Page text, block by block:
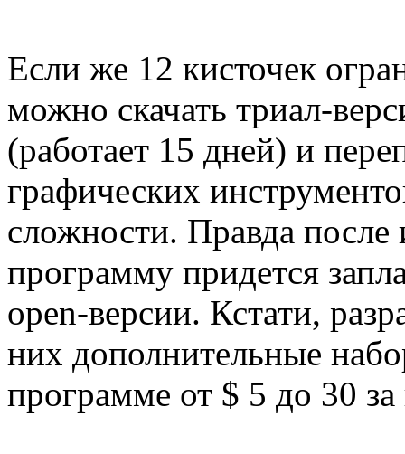
Если же 12 кисточек
можно скачать триал-
(работает 15 дней) и
графических
сложности. Правда после
программу придется
open-версии. Кстати,
них дополнительные
программе от $ 5 до 30 за